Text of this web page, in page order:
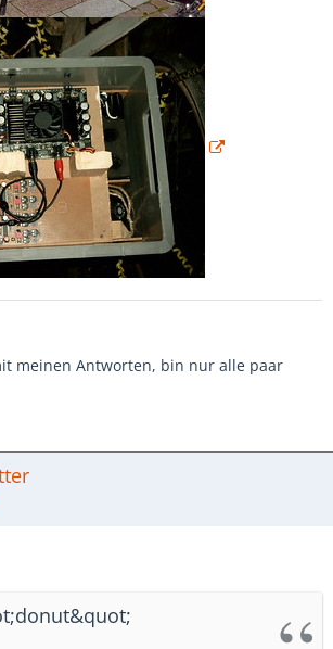
meinen Antworten, bin nur alle paar